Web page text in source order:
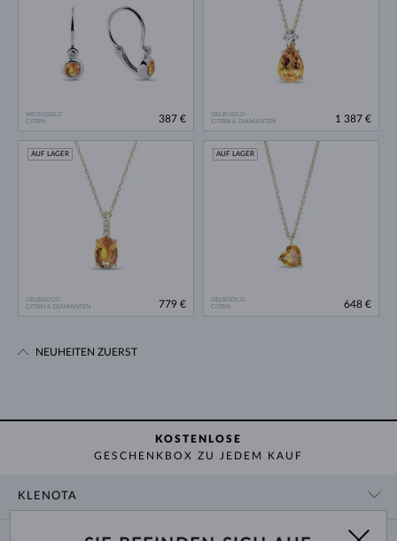
WEISSGOLD
CITRIN
387 €
GELBGOLD
CITRIN & DIAMANTEN
1 387 €
GELBGOLD
CITRIN & DIAMANTEN
AUF LAGER
779 €
GELBGOLD
CITRIN
AUF LAGER
648 €
NEUHEITEN ZUERST
KOSTENLOSE
GESCHENKBOX ZU JEDEM KAUF
KLENOTA